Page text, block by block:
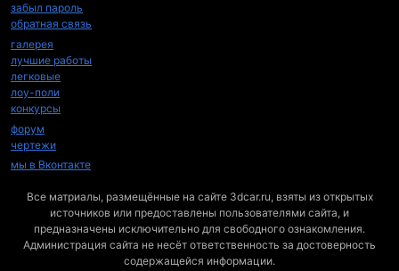
забыл пароль
обратная связь
галерея
лучшие работы
легковые
лоу-поли
конкурсы
форум
чертежи
мы в Вконтакте
Все матриалы, размещённые на сайте 3dcar.ru, взяты из открытых
источников или предоставлены пользователями сайта, и
предназначены исключительно для свободного ознакомления.
Администрация сайта не несёт ответственность за достоверность
содержащейся информации.